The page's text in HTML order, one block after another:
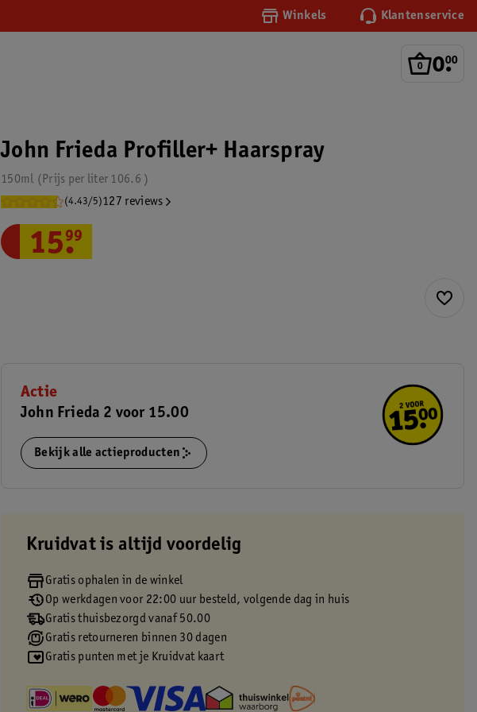
Winkels Klantenservice
0.
00
John Frieda Profiller+ Haarspray
150ml 106.6
Prijs per liter
(4.43/5)127 reviews
15.
99
Actie
John Frieda 2 voor 15.00
Bekijk alle actieproducten
Kruidvat is altijd voordelig
Gratis ophalen in de winkel
Op werkdagen voor 22:00 uur besteld, volgende dag in huis
Gratis thuisbezorgd vanaf 50.00
Gratis retourneren binnen 30 dagen
Gratis punten met je Kruidvat kaart